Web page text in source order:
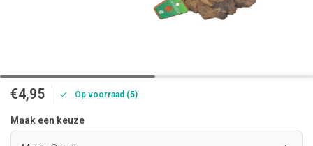
€4,95 Op voorraad (5)
Maak een keuze